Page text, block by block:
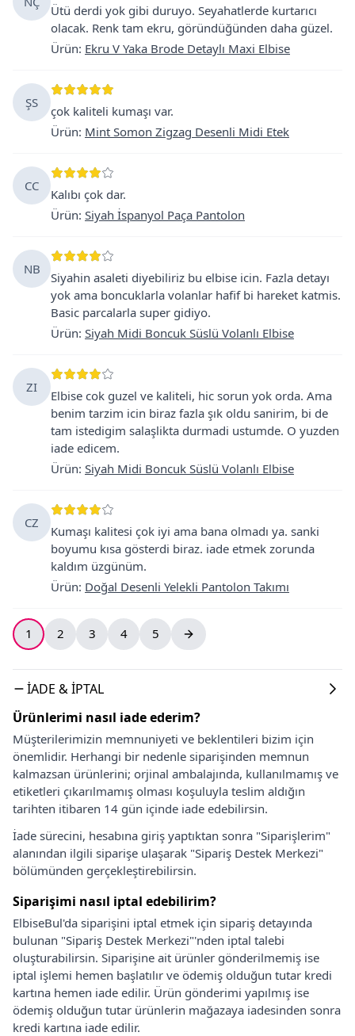
Ütü derdi yok gibi duruyo. Seyahatlerde kurtarıcı
olacak. Renk tam ekru, göründüğünden daha güzel.
Ürün: Ekru V Yaka Brode Detaylı Maxi Elbise
ŞS
çok kaliteli kumaşı var.
Ürün: Mint Somon Zigzag Desenli Midi Etek
CC
Kalıbı çok dar.
Ürün: Siyah İspanyol Paça Pantolon
NB
Siyahin asaleti diyebiliriz bu elbise icin. Fazla detayı
yok ama boncuklarla volanlar hafif bi hareket katmis.
Basic parcalarla super gidiyo.
Ürün: Siyah Midi Boncuk Süslü Volanlı Elbise
ZI
Elbise cok guzel ve kaliteli, hic sorun yok orda. Ama
benim tarzim icin biraz fazla şık oldu sanirim, bi de
tam istedigim salaşlikta durmadi ustumde. O yuzden
iade edicem.
Ürün: Siyah Midi Boncuk Süslü Volanlı Elbise
CZ
Kumaşı kalitesi çok iyi ama bana olmadı ya. sanki
boyumu kısa gösterdi biraz. iade etmek zorunda
kaldım üzgünüm.
Ürün: Doğal Desenli Yelekli Pantolon Takımı
1 2 3 4 5
İADE & İPTAL
Ürünlerimi nasıl iade ederim?
Müşterilerimizin memnuniyeti ve beklentileri bizim için
önemlidir. Herhangi bir nedenle siparişinden memnun
kalmazsan ürünlerini; orjinal ambalajında, kullanılmamış ve
etiketleri çıkarılmamış olması koşuluyla teslim aldığın
tarihten itibaren 14 gün içinde iade edebilirsin.
İade sürecini, hesabına giriş yaptıktan sonra "Siparişlerim"
alanından ilgili siparişe ulaşarak "Sipariş Destek Merkezi"
bölümünden gerçekleştirebilirsin.
Siparişimi nasıl iptal edebilirim?
ElbiseBul'da siparişini iptal etmek için sipariş detayında
bulunan "Sipariş Destek Merkezi"'nden iptal talebi
oluşturabilirsin. Siparişine ait ürünler gönderilmemiş ise
iptal işlemi hemen başlatılır ve ödemiş olduğun tutar kredi
kartına hemen iade edilir. Ürün gönderimi yapılmış ise
ödemiş olduğun tutar ürünlerin mağazaya iadesinden sonra
kredi kartına iade edilir.